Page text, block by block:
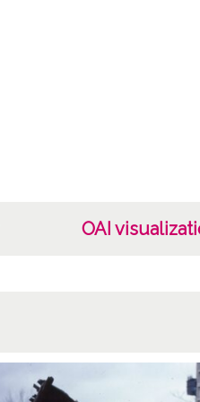
OAI